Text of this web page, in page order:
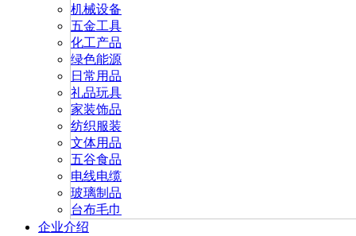
机械设备
五金工具
化工产品
绿色能源
日常用品
礼品玩具
家装饰品
纺织服装
文体用品
五谷食品
电线电缆
玻璃制品
台布毛巾
企业介绍